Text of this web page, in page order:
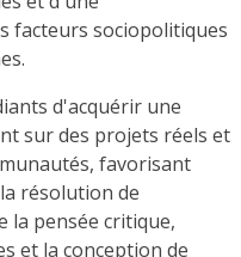
facteurs sociopolitiques
d'acquérir une
sur des projets réels et
favorisant
résolution de
la pensée critique,
et la conception de